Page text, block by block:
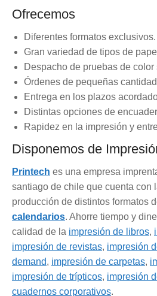
Ofrecemos
Diferentes formatos exclusivos.
Gran variedad de tipos de
Despacho de pruebas de color
Órdenes de pequeñas
Entrega en los plazos
Distintas opciones de
Rapidez en la impresión y
Disponemos de
Printech es una empresa
santiago de chile que cuenta con
producción de distintos formatos
calendarios. Ahorre tiempo y
calidad de la impresión de libros,
impresión de revistas, impresión
demand, impresión de carpetas,
impresión de trípticos, impresión
cuadernos corporativos.